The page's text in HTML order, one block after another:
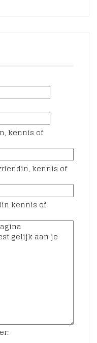
kennis of
kennis of
kennis of